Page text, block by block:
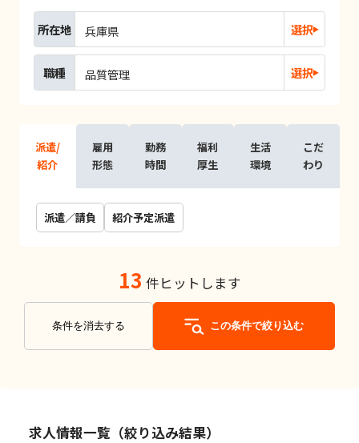
所在地 兵庫県 選択
職種 品質管理 選択
派遣/
紹介
雇用
形態
勤務
時間
福利
厚生
生活
環境
こだ
わり
派遣／請負 紹介予定派遣
13 件ヒットします
条件を消去する この条件で絞り込む
求人情報一覧（絞り込み結果）